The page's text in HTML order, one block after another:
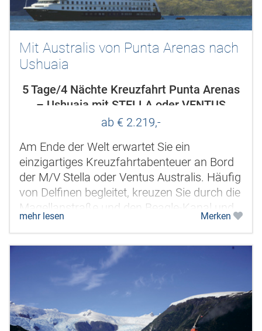
Mit Australis von Punta Arenas nach
Ushuaia
5 Tage/4 Nächte Kreuzfahrt Punta Arenas
– Ushuaia mit STELLA oder VENTUS
AUSTRALIS
ab € 2.219,-
Am Ende der Welt erwartet Sie ein
einzigartiges Kreuzfahrtabenteuer an Bord
der M/V Stella oder Ventus Australis. Häufig
von Delfinen begleitet, kreuzen Sie durch die
Magellanstraße und den Beagle-Kanal und
passieren dabei mächtige...
mehr lesen Merken